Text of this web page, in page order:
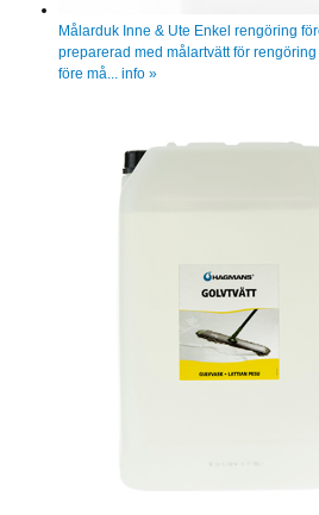
Målarduk Inne & Ute Enkel rengöring
preparerad med målartvätt för
före må... info »